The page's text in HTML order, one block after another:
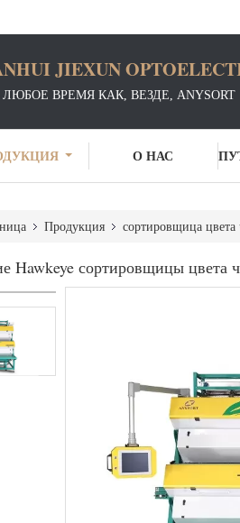
JIEXUN
ЛЮБОЕ ВРЕМЯ КАК, ВЕЗДЕ, ANYSORT
О НАС
Продукция сортировщица цвета
Hawkeye сортировщицы цвета